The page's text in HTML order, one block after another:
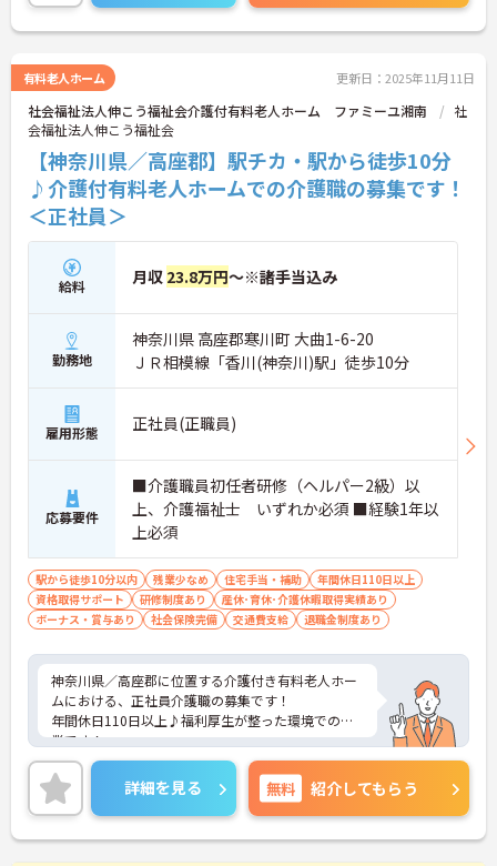
有料老人ホーム 更新日：2025年11月11日
社会福祉法人伸こう福祉会介護付有料老人ホーム ファミーユ湘南
社
会福祉法人伸こう福祉会
【神奈川県／高座郡】駅チカ・駅から徒歩10分
♪介護付有料老人ホームでの介護職の募集です！
＜正社員＞
給料 月収 23.8万円～※諸手当込み
勤務地
神奈川県 高座郡寒川町 大曲1-6-20
ＪＲ相模線「香川(神奈川)駅」徒歩10分
雇用形態 正社員(正職員)
応募要件
■介護職員初任者研修（ヘルパー2級）以
上、介護福祉士 いずれか必須 ■経験1年以
上必須
駅から徒歩10分以内 残業少なめ 住宅手当・補助
年間休日110日以上
資格取得サポート
研修制度あり
産休･育休･介護休暇取得実績あり
ボーナス・賞与あり
社会保険完備 交通費支給 退職金制度あり
神奈川県／高座郡に位置する介護付き有料老人ホー
ムにおける、正社員介護職の募集です！
年間休日110日以上♪福利厚生が整った環境での就
業です！
ご興味ある方には、面接対策ポイントなど、さらに
詳細をお話しいたしますのでお気軽にご相談くださ
い。
詳細を見る 無料 紹介してもらう